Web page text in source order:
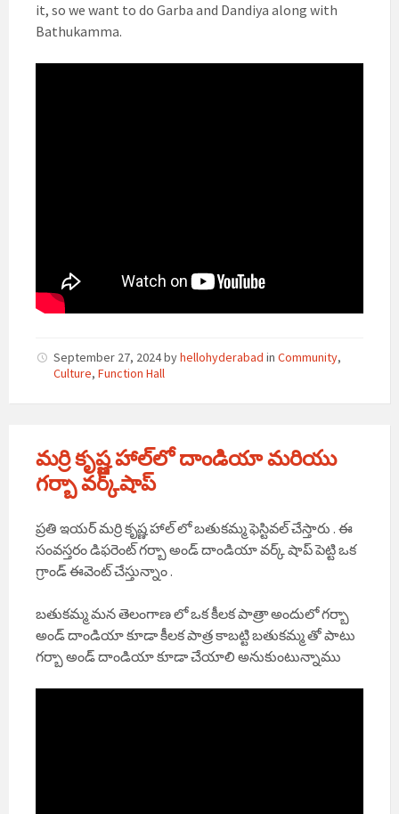
it, so we want to do Garba and Dandiya along with
Bathukamma.
September 27, 2024byhellohyderabad in Community,
Culture, Function Hall
మర్రి కృష్ణ హాల్‌లో దాండియా మరియు
గర్బా వర్క్‌షాప్
ప్రతి ఇయర్ మర్రి కృష్ణ హాల్ లో బతుకమ్మ ఫెస్టివల్ చేస్తారు . ఈ
సంవస్తరం డిఫరెంట్ గర్బా అండ్ దాండియా వర్క్ షాప్ పెట్టి ఒక
గ్రాండ్ ఈవెంట్ చేస్తున్నాం .
బతుకమ్మ మన తెలంగాణ లో ఒక కీలక పాత్రా అందులో గర్బా
అండ్ దాండియా కూడా కీలక పాత్ర కాబట్టి బతుకమ్మ తో పాటు
గర్బా అండ్ దాండియా కూడా చేయాలి అనుకుంటున్నాము